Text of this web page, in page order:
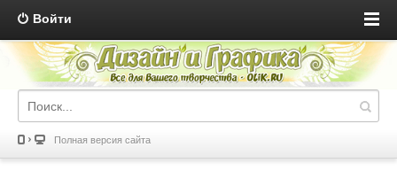
Войти
Полная версия сайта